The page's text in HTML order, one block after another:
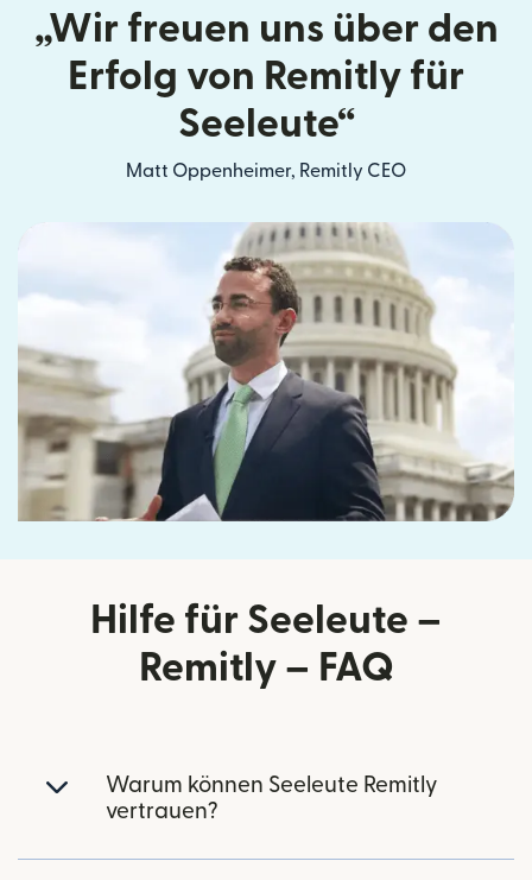
„Wir freuen uns über den
Erfolg von Remitly für
Seeleute“
Matt Oppenheimer, Remitly CEO
Hilfe für Seeleute –
Remitly – FAQ
Warum können Seeleute Remitly
vertrauen?